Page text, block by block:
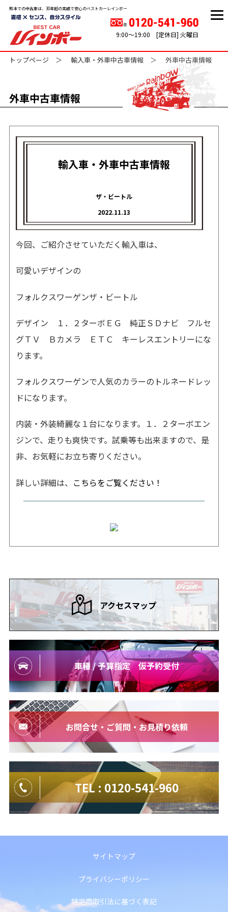
熊本での中古車は、30年超の実績で安心のベストカーレインボー
9:00～19:00 [定休日] 火曜日
トップページ 輸入車・外車中古車情報 外車中古車情報
外車中古車情報
輸入車・外車中古車情報
ザ・ビートル
2022.11.13
今回、ご紹介させていただく輸入車は、
可愛いデザインの
フォルクスワーゲンザ・ビートル
デザイン １．２ターボＥＧ 純正ＳＤナビ フルセ
グＴＶ Ｂカメラ ＥＴＣ キーレスエントリーにな
ります。
フォルクスワーゲンで人気のカラーのトルネードレッ
ドになります。
内装・外装綺麗な１台になります。１．２ターボエン
ジンで、走りも爽快です。試乗等も出来ますので、是
非、お気軽にお立ち寄りください。
詳しい詳細は、 こちらをご覧ください！
アクセスマップ
車種 / 予算指定 仮予約受付
お問合せ・ご質問・お見積り依頼
TEL : 0120-541-960
サイトマップ
プライバシーポリシー
特定商取引法に基づく表記